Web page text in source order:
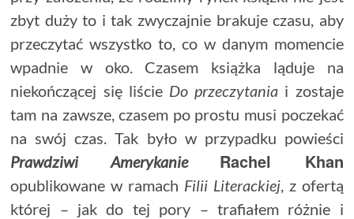
zbyt duży to i tak zwyczajnie brakuje czasu, aby
przeczytać wszystko to, co w danym momencie
wpadnie w oko. Czasem książka ląduje na
niekończącej się liście Do przeczytania i zostaje
tam na zawsze, czasem po prostu musi poczekać
na swój czas. Tak było w przypadku powieści
Prawdziwi Amerykanie
Rachel Khan
opublikowane w ramach Filii Literackiej, z ofertą
której – jak do tej pory – trafiałem różnie i